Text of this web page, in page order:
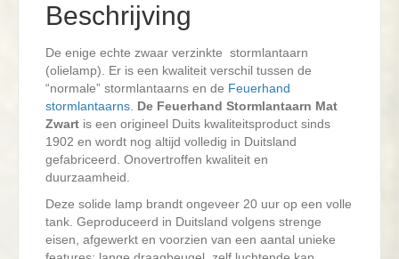
Beschrijving
De enige echte zwaar verzinkte stormlantaarn
(olielamp). Er is een kwaliteit verschil tussen de
“normale” stormlantaarns en de Feuerhand
stormlantaarns. De Feuerhand Stormlantaarn Mat
Zwart is een origineel Duits kwaliteitsproduct sinds
1902 en wordt nog altijd volledig in Duitsland
gefabriceerd. Onovertroffen kwaliteit en
duurzaamheid.
Deze solide lamp brandt ongeveer 20 uur op een volle
tank. Geproduceerd in Duitsland volgens strenge
eisen, afgewerkt en voorzien van een aantal unieke